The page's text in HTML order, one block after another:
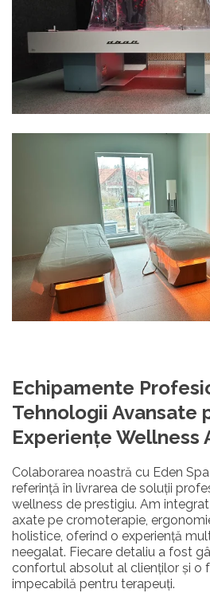
Echipamente
Tehnologii Avansate
Experiențe Wellness
Colaborarea noastră cu Eden
referință în livrarea de soluții
wellness de prestigiu. Am
axate pe cromoterapie,
holistice, oferind o experiență
neegalat. Fiecare detaliu a fost
confortul absolut al clienților și o
impecabilă pentru terapeuți.